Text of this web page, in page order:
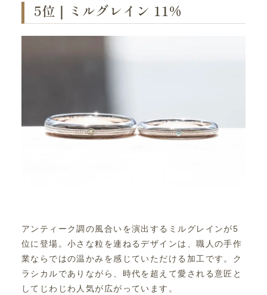
5位｜ミルグレイン 11%
アンティーク調の風合いを演出するミルグレインが5
位に登場。小さな粒を連ねるデザインは、職人の手作
業ならではの温かみを感じていただける加工です。ク
ラシカルでありながら、時代を超えて愛される意匠と
してじわじわ人気が広がっています。